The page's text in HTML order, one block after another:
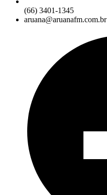
(66) 3401-1345
aruana@aruanafm.com.br